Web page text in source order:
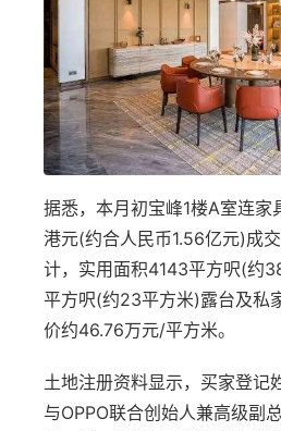
据悉，本月初宝峰1楼A室连家
港元(约合人民币1.56亿元)成
计，实用面积4143平方呎(约
平方呎(约23平方米)露台及私
价约46.76万元/平方米。
土地注册资料显示，买家登记
与OPPO联合创始人兼高级副